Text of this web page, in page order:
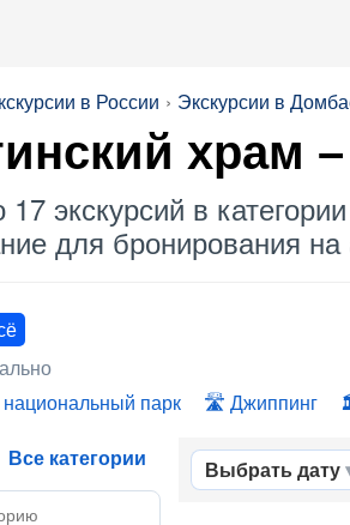
в России Экскурсии в
храм
экскурсий в
для бронирования на
национальный парк
Джиппинг
Выбрать дату
Все категории